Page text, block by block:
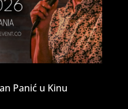
Panić u Kinu